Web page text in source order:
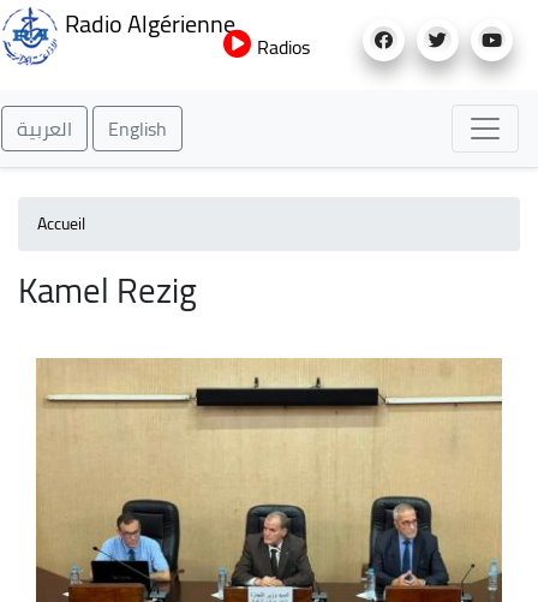
au
Radio Algérienne
Radios
العربية English
Accueil
Kamel Rezig